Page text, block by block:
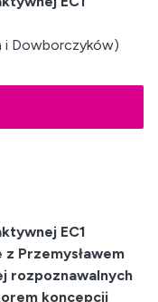
EC1
Przemysławem
rozpoznawalnych
koncepcji
i Dowborczyków)